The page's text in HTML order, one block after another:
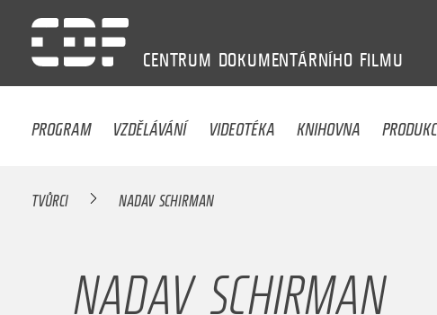
CENTRUM DOKUMENTÁRNÍHO FILMU
PROGRAM VZDĚLÁVÁNÍ VIDEOTÉKA KNIHOVNA
TVŮRCI NADAV SCHIRMAN
NADAV SCHIRMAN